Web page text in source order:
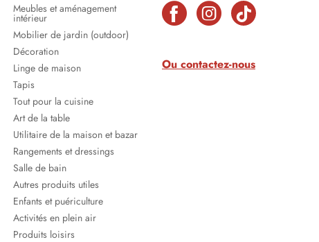
Meubles et aménagement
intérieur
Mobilier de jardin (outdoor)
Décoration
Linge de maison
Tapis
Tout pour la cuisine
Art de la table
Utilitaire de la maison et bazar
Rangements et dressings
Salle de bain
Autres produits utiles
Enfants et puériculture
Activités en plein air
Produits loisirs
Ou contactez-nous